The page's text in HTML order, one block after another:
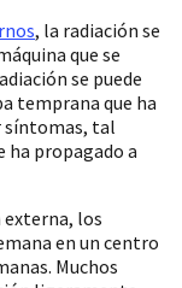
, la radiación se
que se
se puede
temprana que ha
síntomas, tal
ha propagado a
externa, los
en un centro
Muchos